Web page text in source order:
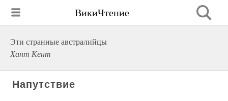
ВикиЧтение
Эти странные австралийцы
Хант Кент
Напутствие